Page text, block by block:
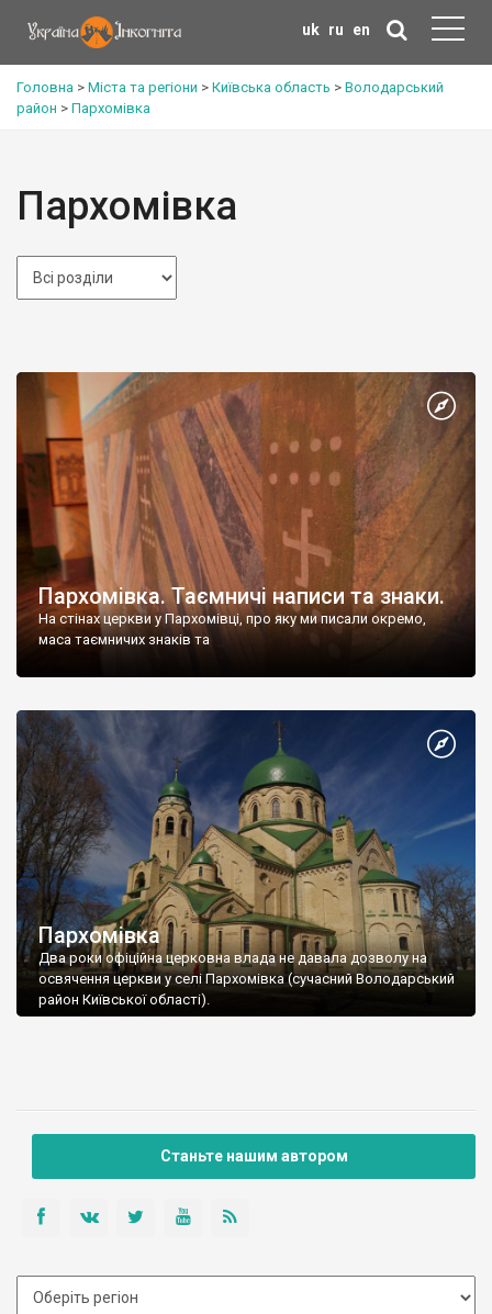
uk ru en
Головна > Міста та регіони > Київська область > Володарський
район > Пархомівка
Пархомівка
Пархомівка. Таємничі написи та знаки.
На стінах церкви у Пархомівці, про яку ми писали окремо,
маса таємничих знаків та
Пархомівка
Два роки офіційна церковна влада не давала дозволу на
освячення церкви у селі Пархомівка (сучасний Володарський
район Київської області).
Станьте нашим автором